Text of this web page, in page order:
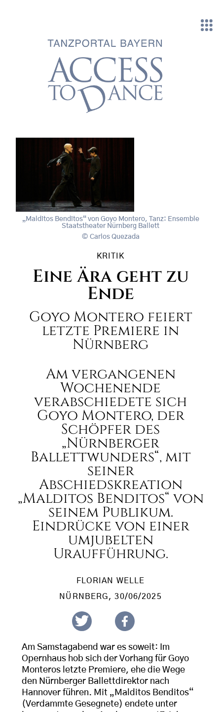
„Malditos Benditos“ von Goyo Montero, Tanz: Ensemble
Staatstheater Nürnberg Ballett
Carlos Quezada
KRITIK
Eine Ära geht zu
Ende
Goyo Montero feiert
letzte Premiere in
Nürnberg
Am vergangenen
Wochenende
verabschiedete sich
Goyo Montero, der
Schöpfer des
„Nürnberger
Ballettwunders“, mit
seiner
Abschiedskreation
„Malditos Benditos“ von
seinem Publikum.
Eindrücke von einer
umjubelten
Uraufführung.
FLORIAN WELLE
NÜRNBERG , 30/06/2025
Am Samstagabend war es soweit: Im
Opernhaus hob sich der Vorhang für Goyo
Monteros letzte Premiere, ehe die Wege
den Nürnberger Ballettdirektor nach
Hannover führen. Mit „Malditos Benditos“
(Verdammte Gesegnete) endete unter